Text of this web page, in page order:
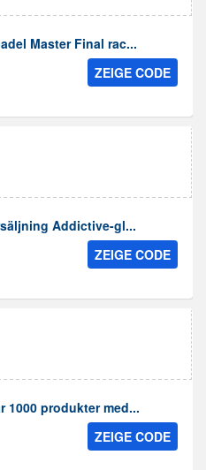
Master Final rac...
ZEIGE CODE
Addictive-gl...
ZEIGE CODE
1000 produkter med...
ZEIGE CODE